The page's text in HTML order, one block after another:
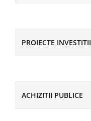
PROIECTE INVESTITII
ACHIZITII PUBLICE